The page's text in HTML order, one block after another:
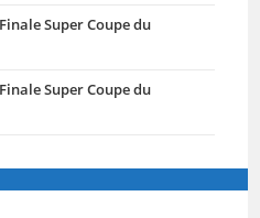
Super Coupe du
Super Coupe du